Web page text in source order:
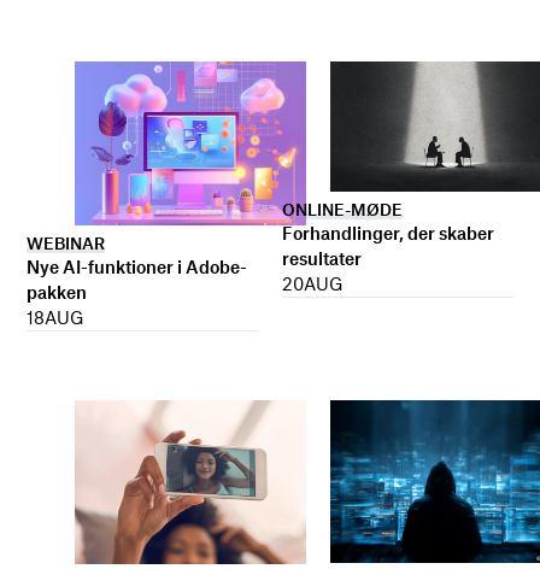
WEBINAR
Nye AI-funktioner i Adobe-
pakken
18AUG
ONLINE-MØDE
Forhandlinger, der skaber
resultater
20AUG